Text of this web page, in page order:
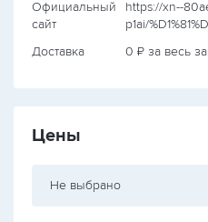
Официальный
сайт
https://xn--
p1ai/
Доставка
0 ₽ за весь
Цены
Не выбрано